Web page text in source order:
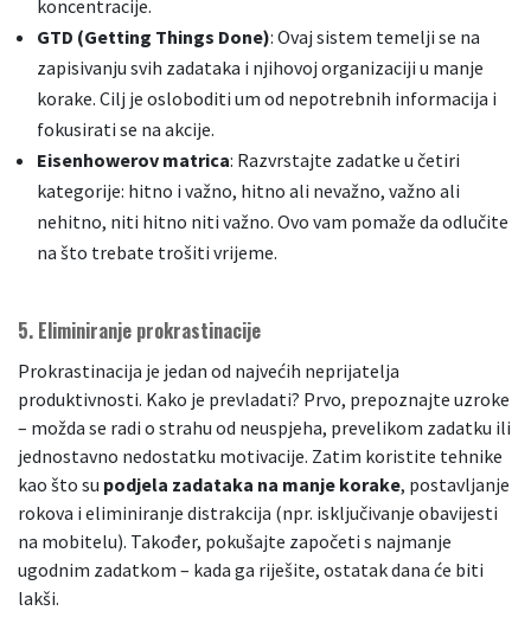
koncentracije.
GTD (Getting Things Done): Ovaj sistem temelji se na
zapisivanju svih zadataka i njihovoj organizaciji u manje
korake. Cilj je osloboditi um od nepotrebnih informacija i
fokusirati se na akcije.
Eisenhowerov matrica: Razvrstajte zadatke u četiri
kategorije: hitno i važno, hitno ali nevažno, važno ali
nehitno, niti hitno niti važno. Ovo vam pomaže da odlučite
na što trebate trošiti vrijeme.
5. Eliminiranje prokrastinacije
Prokrastinacija je jedan od najvećih neprijatelja
produktivnosti. Kako je prevladati? Prvo, prepoznajte uzroke
– možda se radi o strahu od neuspjeha, prevelikom zadatku ili
jednostavno nedostatku motivacije. Zatim koristite tehnike
kao što su podjela zadataka na manje korake, postavljanje
rokova i eliminiranje distrakcija (npr. isključivanje obavijesti
na mobitelu). Također, pokušajte započeti s najmanje
ugodnim zadatkom – kada ga riješite, ostatak dana će biti
lakši.